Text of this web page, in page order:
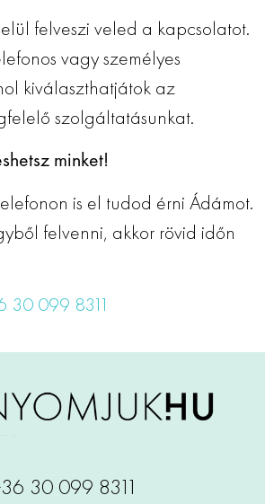
felveszi veled a kapcsolatot.
vagy személyes
kiválaszthatjátok az
szolgáltatásunkat.
minket!
is el tudod érni Ádámot.
felvenni, akkor rövid időn
30 099 8311
30 099 8311